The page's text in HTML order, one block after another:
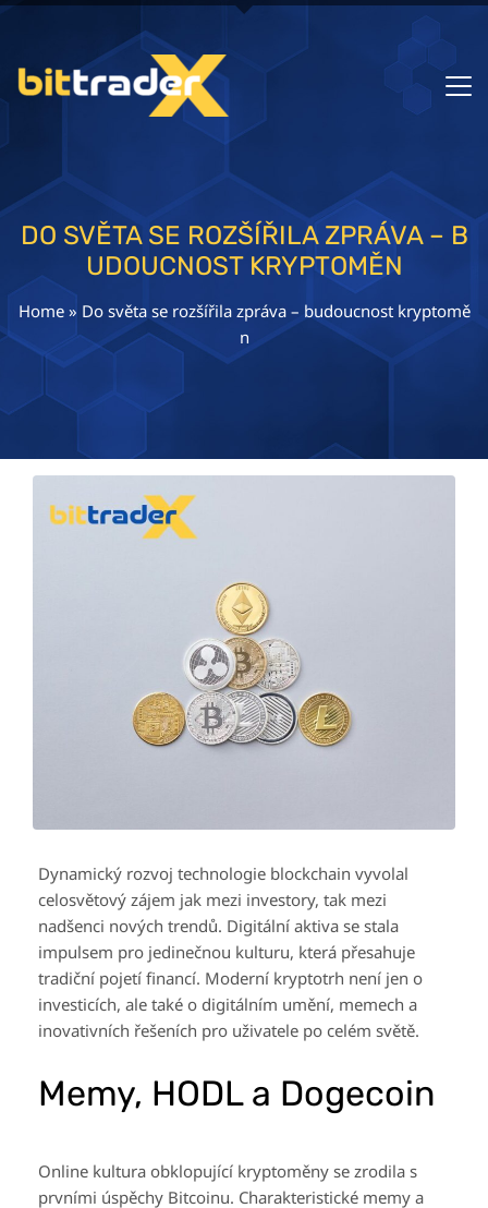
DO SVĚTA SE ROZŠÍŘILA ZPRÁVA – B
UDOUCNOST KRYPTOMĚN
Home» Do světa se rozšířila zpráva – budoucnost kryptomě
n
Dynamický rozvoj technologie blockchain vyvolal
celosvětový zájem jak mezi investory, tak mezi
nadšenci nových trendů. Digitální aktiva se stala
impulsem pro jedinečnou kulturu, která přesahuje
tradiční pojetí financí. Moderní kryptotrh není jen o
investicích, ale také o digitálním umění, memech a
inovativních řešeních pro uživatele po celém světě.
Memy, HODL a Dogecoin
Online kultura obklopující kryptoměny se zrodila s
prvními úspěchy Bitcoinu. Charakteristické memy a